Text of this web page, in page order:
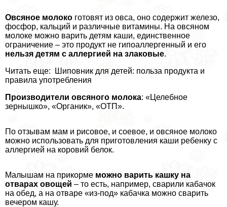
Овсяное молоко готовят из овса, оно содержит железо,
фосфор, кальций и различные витамины. На овсяном
молоке можно варить детям каши, единственное
ограничение – это продукт не гипоаллергенный и его
нельзя детям с аллергией на злаковые.
Читать еще: Шиповник для детей: польза продукта и
правила употрeбления
Производители овсяного молока: «Целебное
зернышко», «Органик», «ОТП».
По отзывам мам и рисовое, и соевое, и овсяное молоко
можно использовать для приготовления каши ребенку с
аллергией на коровий белок.
Малышам на прикорме можно варить кашку на
отварах овощей – то есть, например, сварили кабачок
на обед, а на отваре «из-под» кабачка можно сварить
вечером кашу.